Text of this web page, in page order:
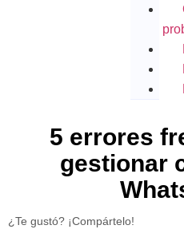
5 errores
gestionar
¿Te gustó? ¡Compártelo!